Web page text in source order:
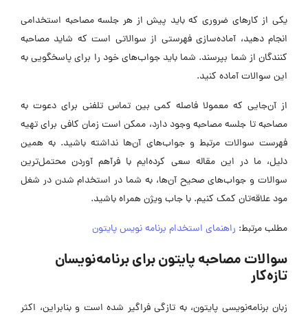
یکی از کارهای ضروری که باید پیش از هر جلسه مصاحبه استخدامی
انجام دهید، آماده‌سازی فهرستی از سوالاتی است که شاید مصاحبه
کنندگان از شما بپرسند. شما باید جواب‌های خود را برای پاسخگویی به
این سوالات آماده کنید.
از آن‌جایی که معمولا فاصله کمی بین تماس تلفنی برای دعوت به
مصاحبه تا جلسه مصاحبه وجود دارد، ممکن است زمان کافی برای تهیه
فهرست سوالات مرتبط و جواب‌های آن‌ها نداشته باشید. به همین
دلیل، ما در این مقاله سعی کرده‌ایم با فرآهم آوردن محتمل‌ترین
سوالات و جواب‌های صحیح آن‌ها، به شما در استخدام شدن در شغل
مود علاقه‌تان کمک کنیم. با جاب ویژن همراه باشید.
مطلب مرتبط: راهنمای استخدام برنامه نویس پایتون
سوالات مصاحبه پایتون برای برنامه‌نویسان
تازه‌کار
زبان برنامه‌نویسی پایتون، به تازگی فراگیر شده است و بنابراین، اکثر